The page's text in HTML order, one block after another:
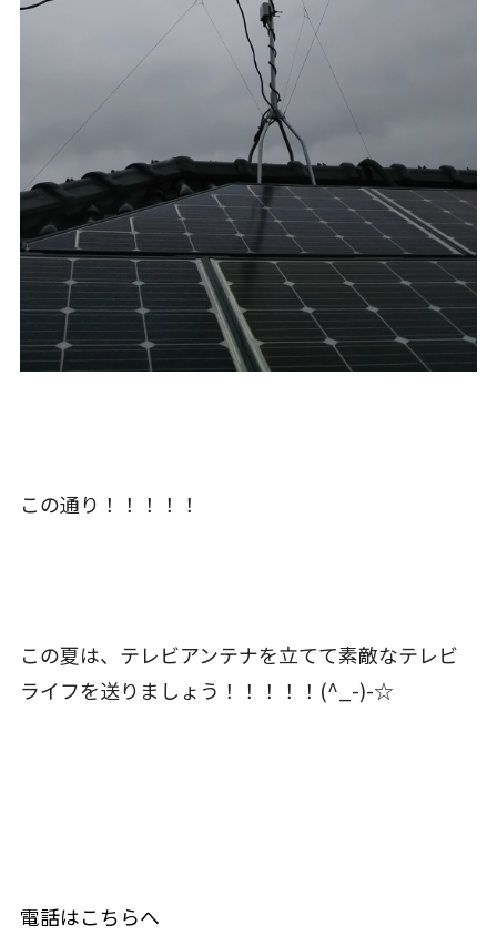
この通り！！！！！
この夏は、テレビアンテナを立てて素敵なテレビ
ライフを送りましょう！！！！！(^_-)-☆
電話はこちらへ